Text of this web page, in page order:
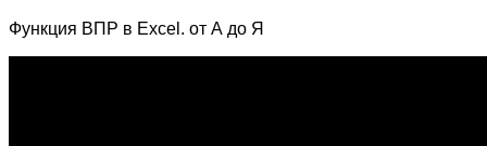
Функция ВПР в Excel. от А до Я